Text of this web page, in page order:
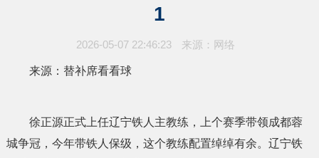
1
2026-05-07 22:46:23 来源：网络
来源：替补席看看球
徐正源正式上任辽宁铁人主教练，上个赛季带领成都蓉
城争冠，今年带铁人保级，这个教练配置绰绰有余。辽宁铁